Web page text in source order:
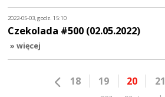
2022-05-03, godz. 15:10
Czekolada #500 (02.05.2022)
» więcej
18 19 20 21